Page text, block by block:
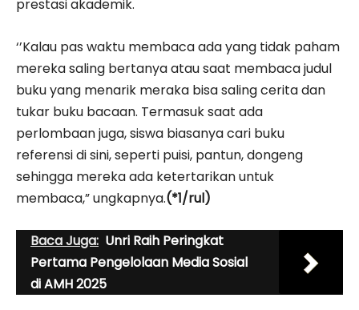
prestasi akademik.
‘’Kalau pas waktu membaca ada yang tidak paham
mereka saling bertanya atau saat membaca judul
buku yang menarik meraka bisa saling cerita dan
tukar buku bacaan. Termasuk saat ada
perlombaan juga, siswa biasanya cari buku
referensi di sini, seperti puisi, pantun, dongeng
sehingga mereka ada ketertarikan untuk
membaca,” ungkapnya.(*1/rul)
Baca Juga: Unri Raih Peringkat
Pertama Pengelolaan Media Sosial
di AMH 2025